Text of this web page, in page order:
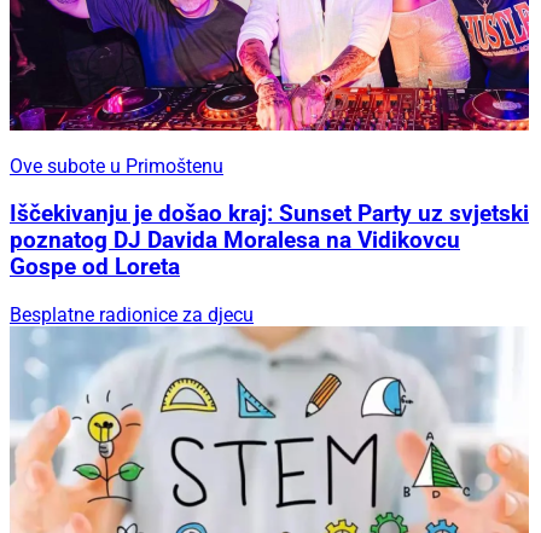
Ove subote u Primoštenu
Iščekivanju je došao kraj: Sunset Party uz svjetski
poznatog DJ Davida Moralesa na Vidikovcu
Gospe od Loreta
Besplatne radionice za djecu